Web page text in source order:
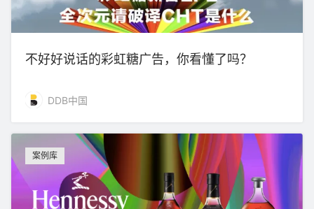
不好好说话的彩虹糖广告，你看懂了吗？
DDB中国
案例库